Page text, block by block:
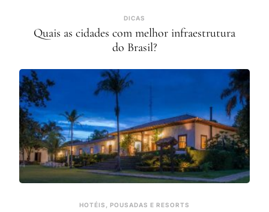
DICAS
Quais as cidades com melhor infraestrutura
do Brasil?
HOTÉIS, POUSADAS E RESORTS